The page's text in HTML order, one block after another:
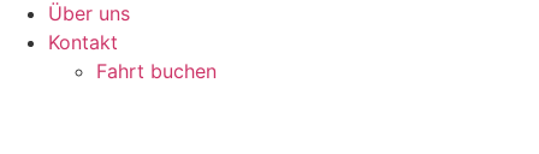
Über uns
Kontakt
Fahrt buchen